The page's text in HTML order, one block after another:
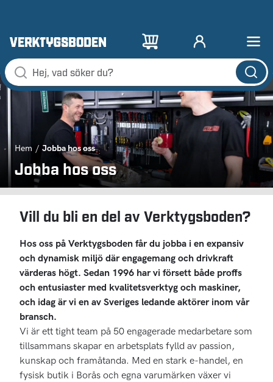
Hem Jobba hos oss
Jobba hos oss
Vill du bli en del av Verktygsboden?
Hos oss på Verktygsboden får du jobba i en expansiv
och dynamisk miljö där engagemang och drivkraft
värderas högt. Sedan 1996 har vi försett både proffs
och entusiaster med kvalitetsverktyg och maskiner,
och idag är vi en av Sveriges ledande aktörer inom vår
bransch.
Vi är ett tight team på 50 engagerade medarbetare som
tillsammans skapar en arbetsplats fylld av passion,
kunskap och framåtanda. Med en stark e-handel, en
fysisk butik i Borås och egna varumärken växer vi